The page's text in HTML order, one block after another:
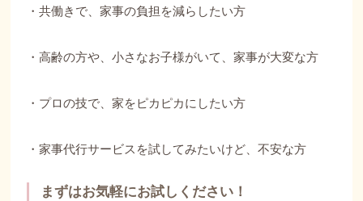
・共働きで、家事の負担を減らしたい方
・高齢の方や、小さなお子様がいて、家事が大変な方
・プロの技で、家をピカピカにしたい方
・家事代行サービスを試してみたいけど、不安な方
まずはお気軽にお試しください！